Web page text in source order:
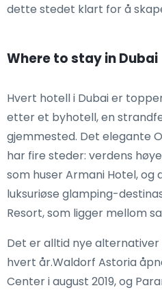
dette stedet klart for å
Where to stay in Dubai
Hvert hotell i Dubai er
etter et byhotell, en
gjemmested. Det elegante
har fire steder: verdens
som huser Armani Hotel, og
luksuriøse glamping-
Resort, som ligger mellom
Det er alltid nye
hvert år.Waldorf Astoria
Center i august 2019, og